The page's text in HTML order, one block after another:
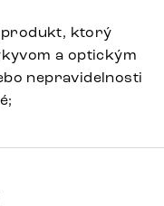
produkt, ktorý
a optickým
nepravidelnosti